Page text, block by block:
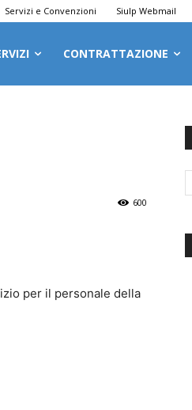
Servizi e Convenzioni Siulp Webmail
CONTRATTAZIONE
600
per il personale della